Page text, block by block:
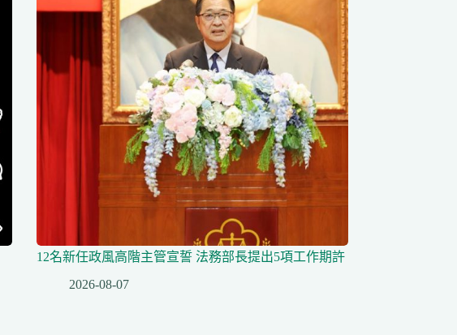
12名新任政風高階主管宣誓 法務部長提出5項工作期許
2026-08-07